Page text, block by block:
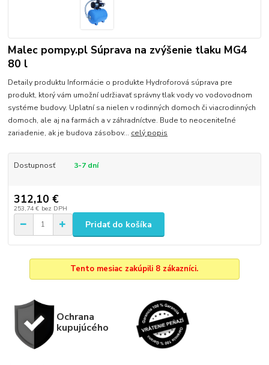
Malec pompy.pl Súprava na zvýšenie tlaku MG4
80 l
Detaily produktu Informácie o produkte Hydroforová súprava pre
produkt, ktorý vám umožní udržiavať správny tlak vody vo vodovodnom
systéme budovy. Uplatní sa nielen v rodinných domoch či viacrodinných
domoch, ale aj na farmách a v záhradníctve. Bude to neoceniteľné
zariadenie, ak je budova zásobov... celý popis
Dostupnosť 3-7 dní
312,10 €
253,74 € bez DPH
Pridať do košíka
Tento mesiac zakúpili 8 zákazníci.
Ochrana
kupujúcého